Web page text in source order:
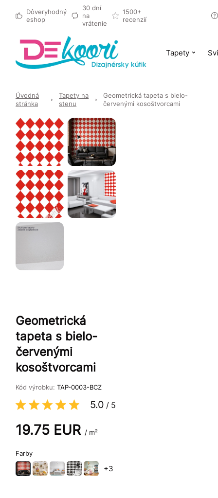
Dôveryhodný
eshop
30 dní
na
vrátenie
1500+
recenzií
Tapety
Úvodná
stránka
Tapety na
stenu
Geometrická tapeta s bielo-
červenými kosoštvorcami
Geometrická
tapeta s bielo-
červenými
kosoštvorcami
Kód výrobku: TAP-0003-BCZ
5.0 / 5
19.75 EUR / m²
Farby
+3